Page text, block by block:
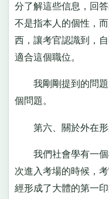
分了解這些信息，回
不是指本人的個性，
西，讓考官認識到，
適合這個職位。
我剛剛提到的問題
個問題。
第六、關於外在形
我們社會學有一個
次進入考場的時候，
經形成了大體的第一